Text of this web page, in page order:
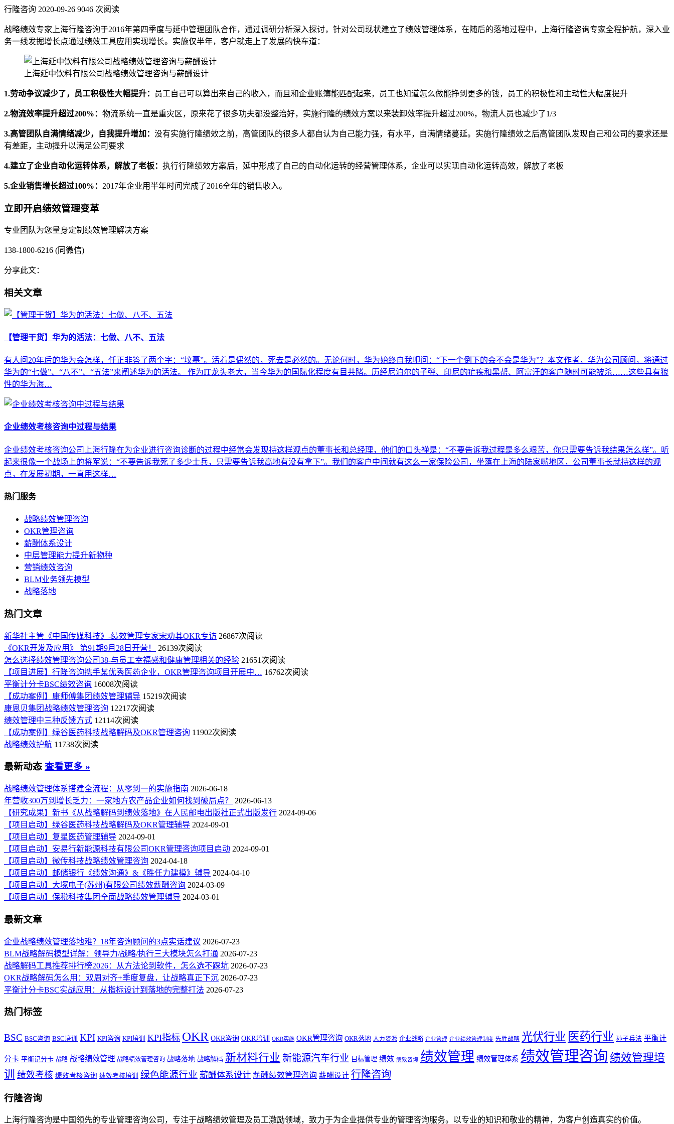
行隆咨询 2020-09-26 9046 次阅读
战略绩效专家上海行隆咨询于2016年第四季度与延中管理团队合作，通过调研分析深入探讨，针对公司现状建立了绩效管理体系，在随后的落地过程中，上海行隆咨询专家全程护航，深入业
务一线发掘增长点通过绩效工具应用实现增长。实施仅半年，客户就走上了发展的快车道：
上海延中饮料有限公司战略绩效管理咨询与薪酬设计
1.劳动争议减少了，员工积极性大幅提升： 员工自己可以算出来自己的收入，而且和企业账簿能匹配起来，员工也知道怎么做能挣到更多的钱，员工的积极性和主动性大幅度提升
2.物流效率提升超过200%： 物流系统一直是重灾区，原来花了很多功夫都没整治好，实施行隆的绩效方案以来装卸效率提升超过200%，物流人员也减少了1/3
3.高管团队自满情绪减少，自我提升增加： 没有实施行隆绩效之前，高管团队的很多人都自认为自己能力强，有水平，自满情绪蔓延。实施行隆绩效之后高管团队发现自己和公司的要求还是
有差距，主动提升以满足公司要求
4.建立了企业自动化运转体系，解放了老板： 执行行隆绩效方案后，延中形成了自己的自动化运转的经营管理体系，企业可以实现自动化运转高效，解放了老板
5.企业销售增长超过100%： 2017年企业用半年时间完成了2016全年的销售收入。
立即开启绩效管理变革
专业团队为您量身定制绩效管理解决方案
138-1800-6216 (同微信)
分享此文：
相关文章
【管理干货】华为的活法：七做、八不、五法
有人问20年后的华为会怎样，任正非答了两个字：“坟墓”。活着是偶然的，死去是必然的。无论何时，华为始终自我叩问：“下一个倒下的会不会是华为”？本文作者，华为公司顾问，将通过
华为的“七做”、“八不”、“五法”来阐述华为的活法。 作为IT龙头老大，当今华为的国际化程度有目共睹。历经尼泊尔的子弹、印尼的疟疾和黑帮、阿富汗的客户随时可能被杀……这些具有狼
性的华为海…
企业绩效考核咨询中过程与结果
企业绩效考核咨询公司上海行隆在为企业进行咨询诊断的过程中经常会发现持这样观点的董事长和总经理，他们的口头禅是：“不要告诉我过程是多么艰苦，你只需要告诉我结果怎么样”。听
起来很像一个战场上的将军说：“不要告诉我死了多少士兵，只需要告诉我高地有没有拿下”。我们的客户中间就有这么一家保险公司，坐落在上海的陆家嘴地区，公司董事长就持这样的观
点，在发展初期，一直用这样…
热门服务
战略绩效管理咨询
OKR管理咨询
薪酬体系设计
中层管理能力提升新物种
营销绩效咨询
BLM业务领先模型
战略落地
热门文章
新华社主管《中国传媒科技》-绩效管理专家宋劝其OKR专访 26867次阅读
《OKR开发及应用》 第91期9月28日开营！
26139次阅读
怎么选择绩效管理咨询公司38-与员工幸福感和健康管理相关的经验 21651次阅读
【项目进展】行隆咨询携手某优秀医药企业，OKR管理咨询项目开展中… 16762次阅读
平衡计分卡BSC绩效咨询 16008次阅读
【成功案例】康师傅集团绩效管理辅导 15219次阅读
康恩贝集团战略绩效管理咨询 12217次阅读
绩效管理中三种反馈方式 12114次阅读
【成功案例】绿谷医药科技战略解码及OKR管理咨询 11902次阅读
战略绩效护航 11738次阅读
最新动态 查看更多 »
战略绩效管理体系搭建全流程：从零到一的实施指南 2026-06-18
年营收300万到增长乏力：一家地方农产品企业如何找到破局点？
2026-06-13
【研究成果】新书《从战略解码到绩效落地》在人民邮电出版社正式出版发行 2024-09-06
【项目启动】绿谷医药科技战略解码及OKR管理辅导 2024-09-01
【项目启动】复星医药管理辅导 2024-09-01
【项目启动】安易行新能源科技有限公司OKR管理咨询项目启动 2024-09-01
【项目启动】微传科技战略绩效管理咨询 2024-04-18
【项目启动】邮储银行《绩效沟通》&《胜任力建模》辅导 2024-04-10
【项目启动】大塚电子(苏州)有限公司绩效薪酬咨询 2024-03-09
【项目启动】保税科技集团全面战略绩效管理辅导 2024-03-01
最新文章
企业战略绩效管理落地难？18年咨询顾问的3点实话建议 2026-07-23
BLM战略解码模型详解：领导力/战略/执行三大模块怎么打通 2026-07-23
战略解码工具推荐排行榜2026：从方法论到软件，怎么选不踩坑 2026-07-23
OKR战略解码怎么用：双周对齐+季度复盘，让战略真正下沉 2026-07-23
平衡计分卡BSC实战应用：从指标设计到落地的完整打法 2026-07-23
热门标签
BSC BSC咨询 BSC培训 KPI KPI咨询 KPI培训 KPI指标 OKR OKR咨询 OKR培训 OKR实施 OKR管理咨询 OKR落地 人力资源 企业战略 企业管理 企业绩效管理制度 先胜战略 光伏行业 医药行业 孙子兵法 平衡计
分卡 平衡记分卡 战略 战略绩效管理 战略绩效管理咨询 战略落地 战略解码 新材料行业 新能源汽车行业 目标管理 绩效 绩效咨询 绩效管理 绩效管理体系 绩效管理咨询 绩效管理培
训 绩效考核 绩效考核咨询 绩效考核培训 绿色能源行业 薪酬体系设计 薪酬绩效管理咨询 薪酬设计 行隆咨询
行隆咨询
上海行隆咨询是中国领先的专业管理咨询公司，专注于战略绩效管理及员工激励领域，致力于为企业提供专业的管理咨询服务。以专业的知识和敬业的精神，为客户创造真实的价值。